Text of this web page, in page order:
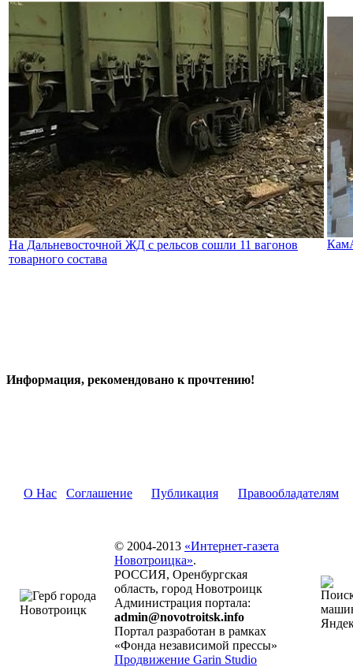
На Дальневосточной ЖД с рельсов сошли 11 вагонов
товарного состава
Информация, рекомендовано к прочтению!
О Нас Соглашение Публикация Правообладателям
© 2004-2013 «Интернет-газета
Новотроицка».
РОССИЯ, Оренбургская
область, город Новотроицк
Администрация портала:
admin@novotroitsk.info
Портал разработан в рамках
«Фонда независимой прессы»
Продвижение Garin Studio